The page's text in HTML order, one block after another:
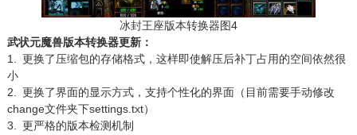
冰封王座版本转换器图4
武状元魔兽版本转换器更新：
1. 更换了压缩包的存储格式，这样即使解压后补丁占用的空间依然很
小
2. 更换了界面的显示方式，支持个性化的界面（目前需要手动修改
change文件夹下settings.txt）
3. 更严格的版本检测机制